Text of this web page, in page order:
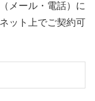
メール・電話）に
ット上でご契約可